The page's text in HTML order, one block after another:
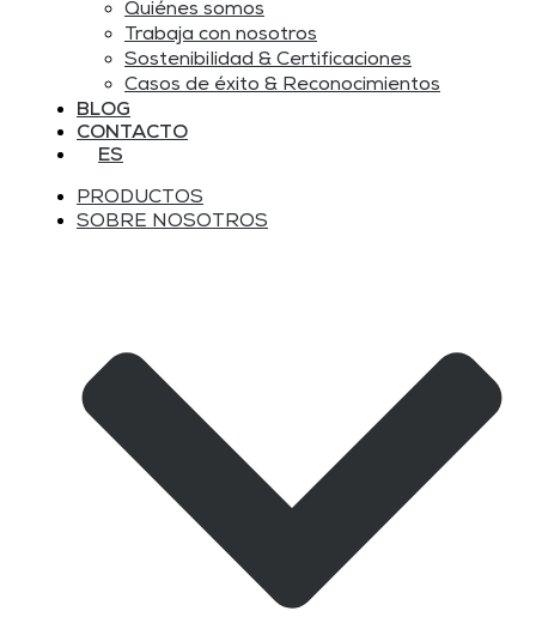
Quiénes somos
Trabaja con nosotros
Sostenibilidad & Certificaciones
Casos de éxito & Reconocimientos
BLOG
CONTACTO
ES
PRODUCTOS
SOBRE NOSOTROS